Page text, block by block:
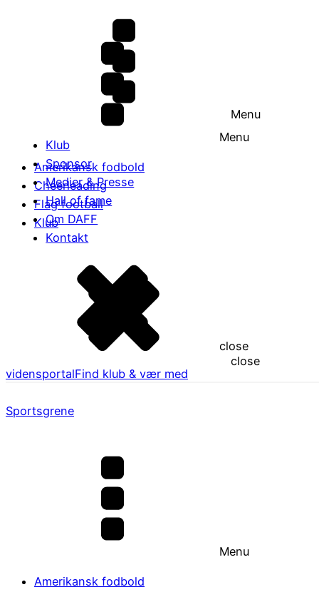
Menu
Klub
Sponsor
Medier & Presse
Hall of fame
Om DAFF
Kontakt
close
Menu
Amerikansk fodbold
Cheerleading
Flag football
Klub
close
vidensportalFind klub & vær med
Sportsgrene
Menu
Amerikansk fodbold